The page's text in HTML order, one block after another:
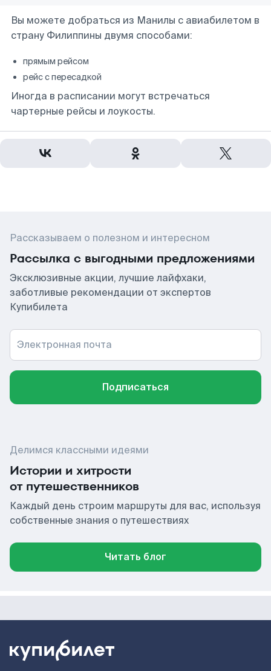
Вы можете добраться из Манилы с авиабилетом в
страну Филиппины двумя способами:
прямым рейсом
рейс с пересадкой
Иногда в расписании могут встречаться
чартерные рейсы и лоукосты.
Рассказываем о полезном и интересном
Рассылка с выгодными предложениями
Эксклюзивные акции, лучшие лайфхаки,
заботливые рекомендации от экспертов
Купибилета
Электронная почта
Подписаться
Делимся классными идеями
Истории и хитрости
от путешественников
Каждый день строим маршруты для вас, используя
собственные знания о путешествиях
Читать блог